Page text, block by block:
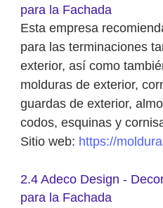
para la Fachada
Esta empresa
para las terminaciones
exterior, así como
molduras de exterior,
guardas de exterior,
codos, esquinas y
Sitio web: https://
2.4 Adeco Design -
para la Fachada